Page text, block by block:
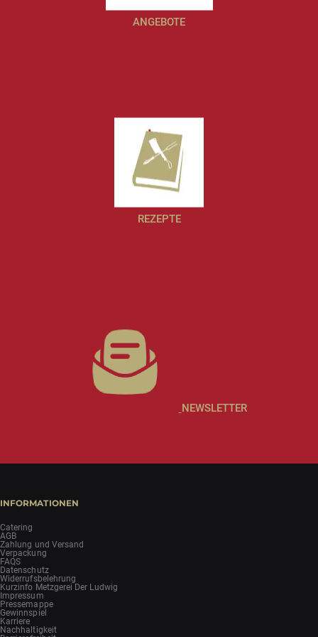
ANGEBOTE
REZEPTE
NEWSLETTER
INFORMATIONEN
Catering
AGB
Zahlung und Versand
Verpackung
FAQS
Datenschutz
Widerrufsbelehrung
Kurzinfo Metzgerei Der Ludwig
Impressum
Pressemappe
Gewinnspiel
Karriere
Nachhaltigkeit